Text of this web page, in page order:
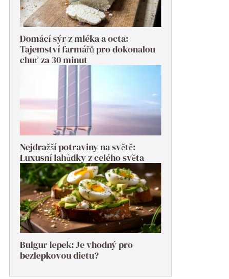
Domácí sýr z mléka a octa:
Tajemství farmářů pro dokonalou
chuť za 30 minut
Nejdražší potraviny na světě:
Luxusní lahůdky z celého světa
Bulgur lepek: Je vhodný pro
bezlepkovou dietu?